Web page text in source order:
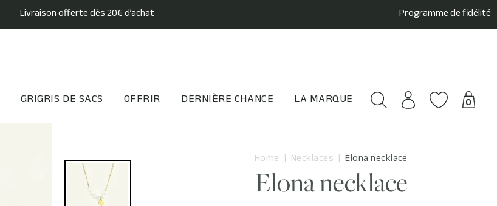
Livraison offerte dès 20€ d’achat Programme de fidélité
GRIGRIS DE SACS OFFRIR DERNIÈRE CHANCE LA MARQUE 0
Home Necklaces Elona necklace
Elona necklace